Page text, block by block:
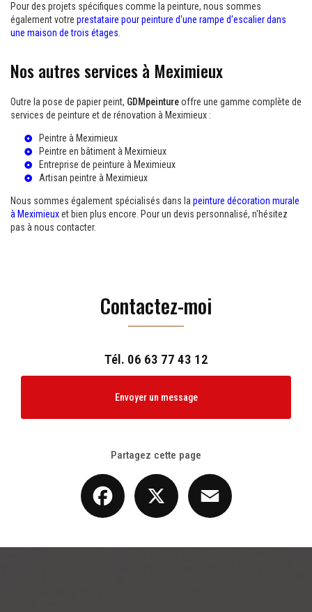
Pour des projets spécifiques comme la peinture, nous sommes
également votre prestataire pour peinture d'une rampe d'escalier dans
une maison de trois étages.
Nos autres services à Meximieux
Outre la pose de papier peint, GDMpeintureoffre une gamme complète de
services de peinture et de rénovation à Meximieux :
Peintre à Meximieux
Peintre en bâtiment à Meximieux
Entreprise de peinture à Meximieux
Artisan peintre à Meximieux
Nous sommes également spécialisés dans lapeinture décoration murale
à Meximieuxet bien plus encore. Pour un devis personnalisé, n'hésitez
pas à nous contacter.
Contactez-moi
Tél. 06 63 77 43 12
Envoyer un message
Partagez cette page
Facebook